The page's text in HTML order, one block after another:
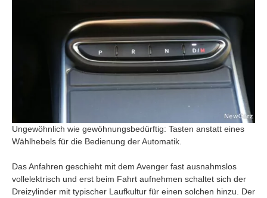
Ungewöhnlich wie gewöhnungsbedürftig: Tasten anstatt eines
Wählhebels für die Bedienung der Automatik.
Das Anfahren geschieht mit dem Avenger fast ausnahmslos
vollelektrisch und erst beim Fahrt aufnehmen schaltet sich der
Dreizylinder mit typischer Laufkultur für einen solchen hinzu. Der